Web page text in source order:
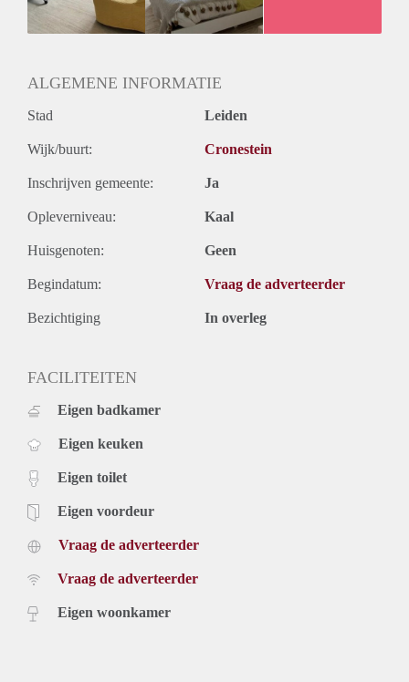
ALGEMENE INFORMATIE
Stad Leiden
Wijk/buurt: Cronestein
Inschrijven gemeente: Ja
Opleverniveau: Kaal
Huisgenoten: Geen
Begindatum: Vraag de adverteerder
Bezichtiging In overleg
FACILITEITEN
Eigen badkamer
Eigen keuken
Eigen toilet
Eigen voordeur
Vraag de adverteerder
Vraag de adverteerder
Eigen woonkamer